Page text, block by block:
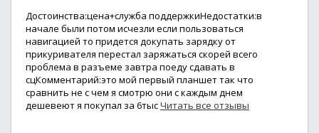
Достоинства:цена+служба поддержкиНедостатки:в
начале были потом исчезли если пользоваться
навигацией то придется докупать зарядку от
прикуривателя перестал заряжаться скорей всего
проблема в разъеме завтра поеду сдавать в
сцКомментарий:это мой первый планшет так что
сравнить не с чем я смотрю они с каждым днем
дешевеют я покупал за 6тысЧитать все отзывы